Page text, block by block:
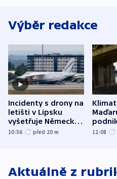
Výběr redakce
Incidenty s drony na
letišti v Lipsku
vyšetřuje Německo
jako úmyslný pokus
10:56 před 20 m 12:08
Aktuálně z